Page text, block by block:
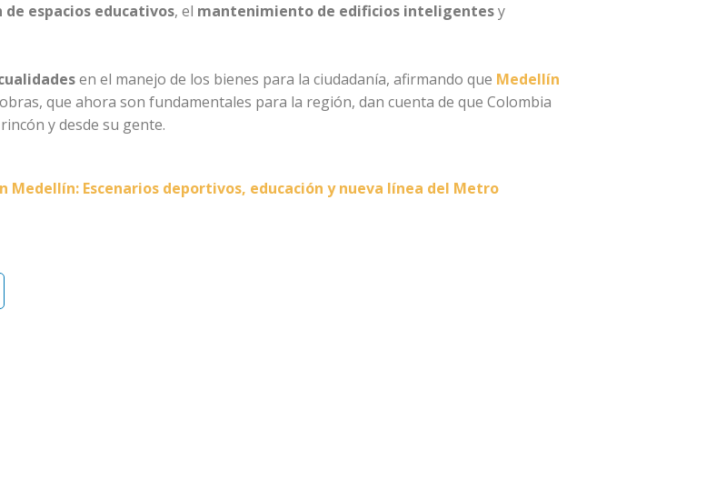
de espacios educativos, el mantenimiento de edificios inteligentesy
en el manejo de los bienes para la ciudadanía, afirmando que Medellín
que ahora son fundamentales para la región, dan cuenta de que Colombia
y desde su gente.
Escenarios deportivos, educación y nueva línea del Metro